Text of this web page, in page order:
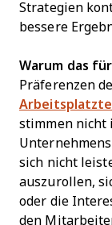
Strategien
bessere
Warum das
Präferenzen
stimmen nicht
sich nicht
auszurollen,
oder die
den